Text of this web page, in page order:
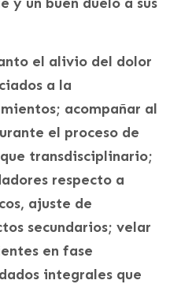
el alivio del dolor
a la
acompañar al
el proceso de
transdisciplinario;
respecto a
ajuste de
secundarios; velar
en fase
integrales que